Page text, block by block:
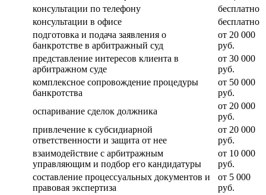
консультации по телефону
бесплатно
консультации в офисе
бесплатно
подготовка и подача заявления о
банкротстве в арбитражный суд
от 20 000
руб.
представление интересов клиента в
арбитражном суде
от 30 000
руб.
комплексное сопровождение процедуры
банкротства
от 50 000
руб.
оспаривание сделок должника
от 20 000
руб.
привлечение к субсидиарной
ответственности и защита от нее
от 20 000
руб.
взаимодействие с арбитражным
управляющим и подбор его кандидатуры
от 10 000
руб.
составление процессуальных документов и
правовая экспертиза
от 5 000
руб.